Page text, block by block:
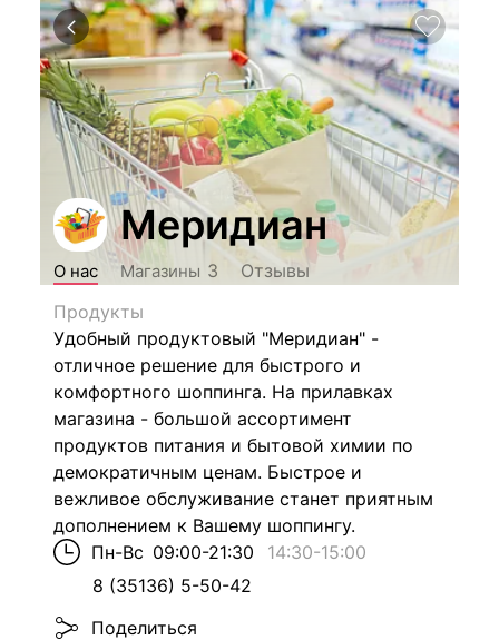
Меридиан
О нас Магазины 3
Отзывы
Продукты
Удобный продуктовый "Меридиан" -
отличное решение для быстрого и
комфортного шоппинга. На прилавках
магазина - большой ассортимент
продуктов питания и бытовой химии по
демократичным ценам. Быстрое и
вежливое обслуживание станет приятным
дополнением к Вашему шоппингу.
Пн-Вс 09:00-21:30 14:30-15:00
8 (35136) 5-50-42
Поделиться